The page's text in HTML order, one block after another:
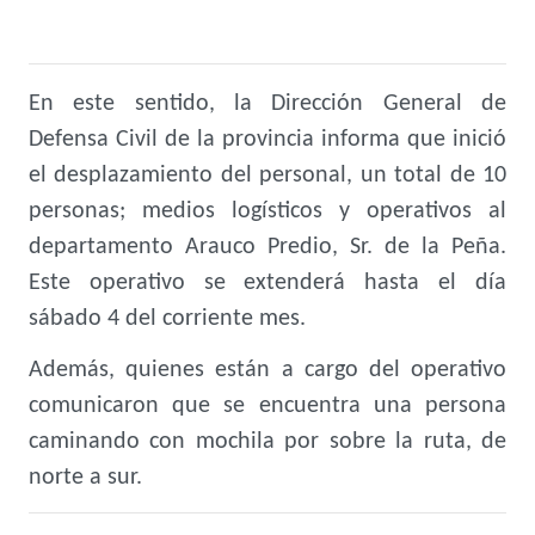
En este sentido, la Dirección General de
Defensa Civil de la provincia informa que inició
el desplazamiento del personal, un total de 10
personas; medios logísticos y operativos al
departamento Arauco Predio, Sr. de la Peña.
Este operativo se extenderá hasta el día
sábado 4 del corriente mes.
Además, quienes están a cargo del operativo
comunicaron que se encuentra una persona
caminando con mochila por sobre la ruta, de
norte a sur.